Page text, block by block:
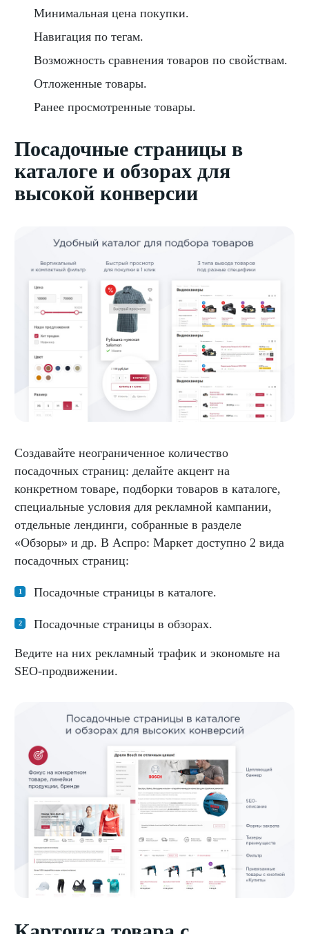
Минимальная цена покупки.
Навигация по тегам.
Возможность сравнения товаров по свойствам.
Отложенные товары.
Ранее просмотренные товары.
Посадочные страницы в
каталоге и обзорах для
высокой конверсии
Создавайте неограниченное количество
посадочных страниц: делайте акцент на
конкретном товаре, подборки товаров в каталоге,
специальные условия для рекламной кампании,
отдельные лендинги, собранные в разделе
«Обзоры» и др. В Аспро: Маркет доступно 2 вида
посадочных страниц:
Посадочные страницы в каталоге.
Посадочные страницы в обзорах.
Ведите на них рекламный трафик и экономьте на
SEO-продвижении.